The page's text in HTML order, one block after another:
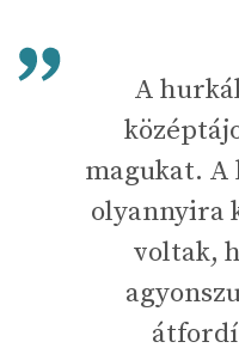
A
magukat. A
olyannyira
voltak,